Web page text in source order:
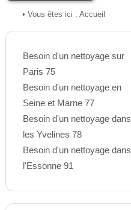
• Vous êtes ici : Accueil
Besoin d'un nettoyage sur
Paris 75
Besoin d'un nettoyage en
Seine et Marne 77
Besoin d'un nettoyage dans
les Yvelines 78
Besoin d'un nettoyage dans
l'Essonne 91